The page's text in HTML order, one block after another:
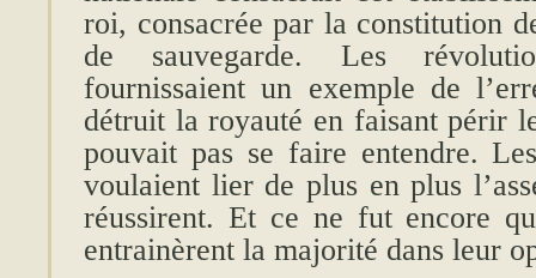
roi, consacrée par la constitution
de sauvegarde. Les
fournissaient un exemple de
détruit la royauté en faisant périr
pouvait pas se faire entendre.
voulaient lier de plus en plus
réussirent. Et ce ne fut encore
entrainèrent la majorité dans leur